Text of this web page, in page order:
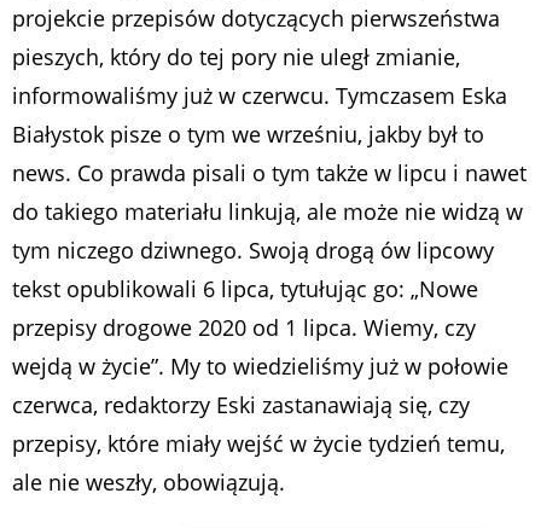
projekcie przepisów dotyczących pierwszeństwa
pieszych, który do tej pory nie uległ zmianie,
informowaliśmy już w czerwcu. Tymczasem Eska
Białystok pisze o tym we wrześniu, jakby był to
news. Co prawda pisali o tym także w lipcu i nawet
do takiego materiału linkują, ale może nie widzą w
tym niczego dziwnego. Swoją drogą ów lipcowy
tekst opublikowali 6 lipca, tytułując go: „Nowe
przepisy drogowe 2020 od 1 lipca. Wiemy, czy
wejdą w życie”. My to wiedzieliśmy już w połowie
czerwca, redaktorzy Eski zastanawiają się, czy
przepisy, które miały wejść w życie tydzień temu,
ale nie weszły, obowiązują.